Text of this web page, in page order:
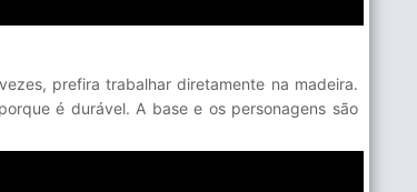
prefira trabalhar diretamente na madeira.
é durável. A base e os personagens são